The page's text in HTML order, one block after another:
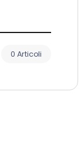
0 Articoli